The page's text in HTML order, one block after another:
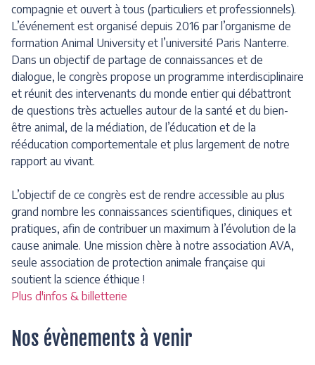
compagnie et ouvert à tous (particuliers et professionnels).
L’événement est organisé depuis 2016 par l’organisme de
formation Animal University et l’université Paris Nanterre.
Dans un objectif de partage de connaissances et de
dialogue, le congrès propose un programme interdisciplinaire
et réunit des intervenants du monde entier qui débattront
de questions très actuelles autour de la santé et du bien-
être animal, de la médiation, de l’éducation et de la
rééducation comportementale et plus largement de notre
rapport au vivant.
L’objectif de ce congrès est de rendre accessible au plus
grand nombre les connaissances scientifiques, cliniques et
pratiques, afin de contribuer un maximum à l’évolution de la
cause animale. Une mission chère à notre association AVA,
seule association de protection animale française qui
soutient la science éthique !
Plus d'infos & billetterie
Nos évènements à venir